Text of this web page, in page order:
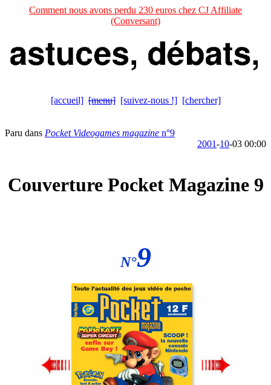
Comment nous avons perdu 230 euros chez CJ Affiliate
(Conversant)
[accueil] [menu] [suivez-nous !] [chercher]
Paru dans Pocket Videogames magazine n°9
2001-10-03 00:00
Couverture Pocket Magazine 9
N°9